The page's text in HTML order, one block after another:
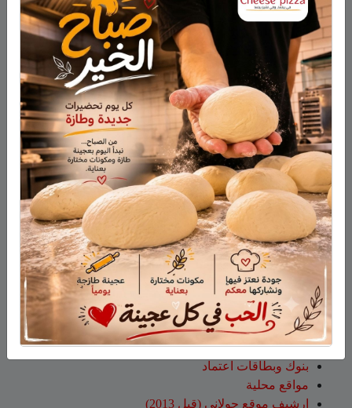
فارس حمدعلى
هل أصبح الزوج أو الزوجة مجرد سلعة
نتخلص منها بعد استعمالها؟
نبيه عويدات
تخريج 14 نحالاً جديداً في الجولان بإشراف
جمعية نحالي الحرمون
عزات على
تخريج 14 نحالاً جديداً في الجولان بإشراف
جمعية نحالي الحرمون
عقاب ابو شاهين
علىالجولاني هادي أبو رافع ينجح في
تسلق قمة مون بلان ويقود فريقاً إلى أعلى نقطة في أوروبا
الغربية
سلمان أبو عوادعلىهل أصبح الزوج أو الزوجة مجرد سلعة
نتخلص منها بعد استعمالها؟
طليع محمود
علىهل أصبح الزوج أو الزوجة مجرد سلعة
نتخلص منها بعد استعمالها؟
صفحات
صفحة الاعراس
خواطر
صور قديمة
بنوك وبطاقات اعتماد
مواقع محلية
ارشيف موقع جولاني (قبل 2013)